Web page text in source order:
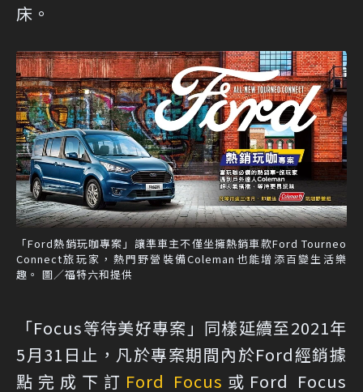
床。
「Ford熱銷玩咖專案」讓準車主不僅坐擁熱銷車款Ford Tourneo
Connect旅玩家，熱門野營裝備Coleman也能增添百變生活樂
趣。 圖／福特六和提供
「Focus等待美好專案」同樣延續至2021年
5月31日止，凡於專案期間內於Ford經銷據
點完成下訂 Ford Focus 或Ford Focus